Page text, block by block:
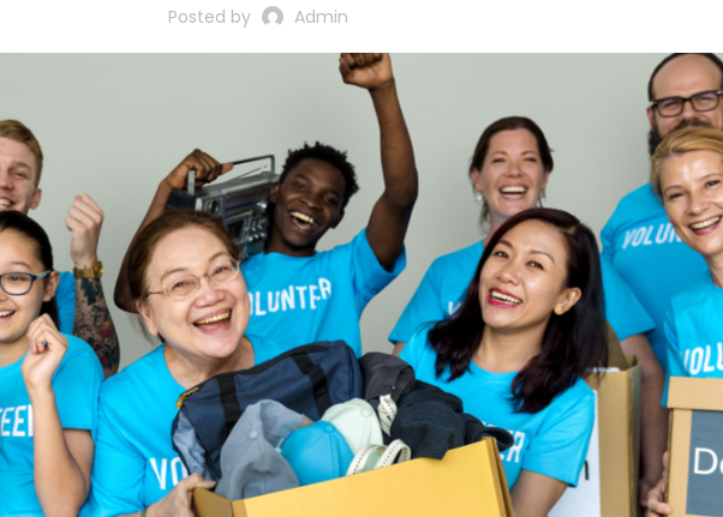
Posted by Admin